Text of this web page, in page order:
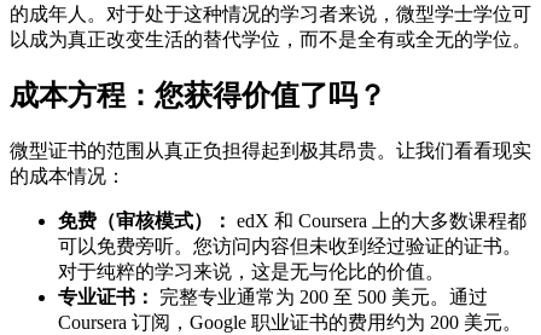
的成年人。对于处于这种情况的学习者来说，微型学士学位可
以成为真正改变生活的替代学位，而不是全有或全无的学位。
成本方程：您获得价值了吗？
微型证书的范围从真正负担得起到极其昂贵。让我们看看现实
的成本情况：
免费（审核模式）： edX 和 Coursera 上的大多数课程都
可以免费旁听。您访问内容但未收到经过验证的证书。
对于纯粹的学习来说，这是无与伦比的价值。
专业证书：
完整专业通常为 200 至 500 美元。通过
Coursera 订阅，Google 职业证书的费用约为 200 美元。